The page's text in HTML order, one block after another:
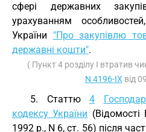
сфері державних
урахуванням
України "Про закупівлю
державні кошти".
( Пункт 4 розділу I втратив
N 4196-IX від
5. Статтю 4
кодексу України
1992 р., N 6, ст. 56) після